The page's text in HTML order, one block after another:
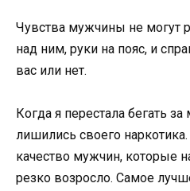
Чувства мужчины не могут
над ним, руки на пояс, и
вас или нет.
Когда я перестала бегать
лишились своего
качество мужчин, которые
резко возросло. Самое